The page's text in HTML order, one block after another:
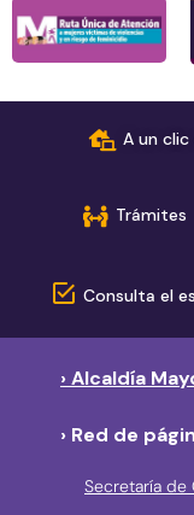
A un
Trámites
Consulta el
› Alcaldía
› Red de
Secretaría de